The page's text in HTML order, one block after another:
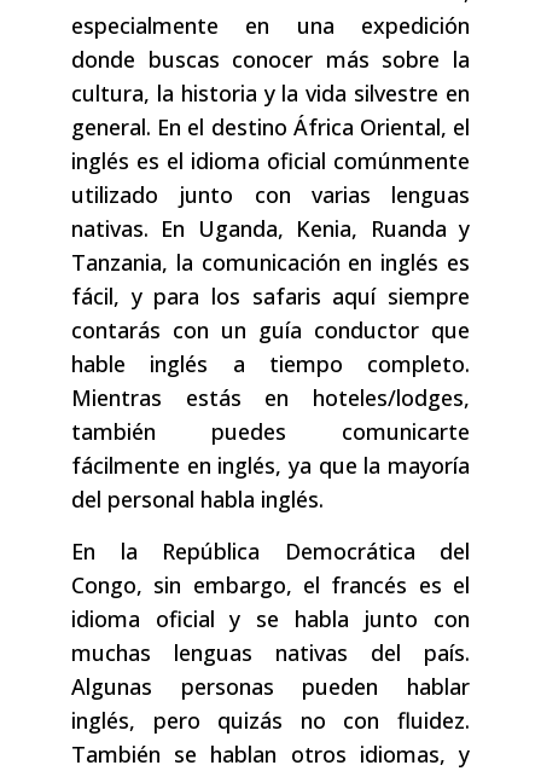
especialmente en una expedición
donde buscas conocer más sobre la
cultura, la historia y la vida silvestre en
general. En el destino África Oriental, el
inglés es el idioma oficial comúnmente
utilizado junto con varias lenguas
nativas. En Uganda, Kenia, Ruanda y
Tanzania, la comunicación en inglés es
fácil, y para los safaris aquí siempre
contarás con un guía conductor que
hable inglés a tiempo completo.
Mientras estás en hoteles/lodges,
también puedes comunicarte
fácilmente en inglés, ya que la mayoría
del personal habla inglés.
En la República Democrática del
Congo, sin embargo, el francés es el
idioma oficial y se habla junto con
muchas lenguas nativas del país.
Algunas personas pueden hablar
inglés, pero quizás no con fluidez.
También se hablan otros idiomas, y